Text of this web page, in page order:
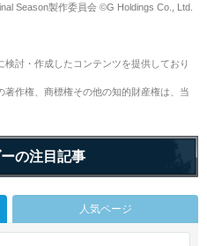
Season製作委員会 ©G Holdings Co., Ltd.
討・作成したコンテンツを提供しており
作権、商標権その他の知的財産権は、当
の注目記事
人気ページ